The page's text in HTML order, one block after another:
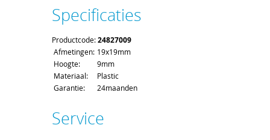
Voor het afleveren van een montagevoet
gelden de standaard order- en
Specificaties
Productcode:24827009
Afmetingen: 19x19mm
Hoogte:
9mm
Materiaal:
Plastic
Garantie:
24maanden
Service